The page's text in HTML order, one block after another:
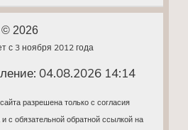
© 2026
с 3 ноября 2012 года
04.08.2026 14:14
разрешена только с согласия
с обязательной обратной ссылкой на